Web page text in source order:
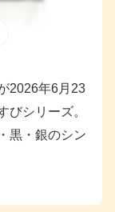
2026年6月23
びシリーズ。
黒・銀のシン